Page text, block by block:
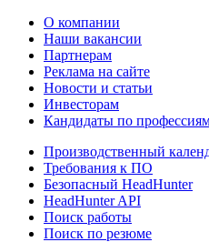
О компании
Наши вакансии
Партнерам
Реклама на сайте
Новости и статьи
Инвесторам
Кандидаты по
Производственный
Требования к ПО
Безопасный HeadHunter
HeadHunter API
Поиск работы
Поиск по резюме